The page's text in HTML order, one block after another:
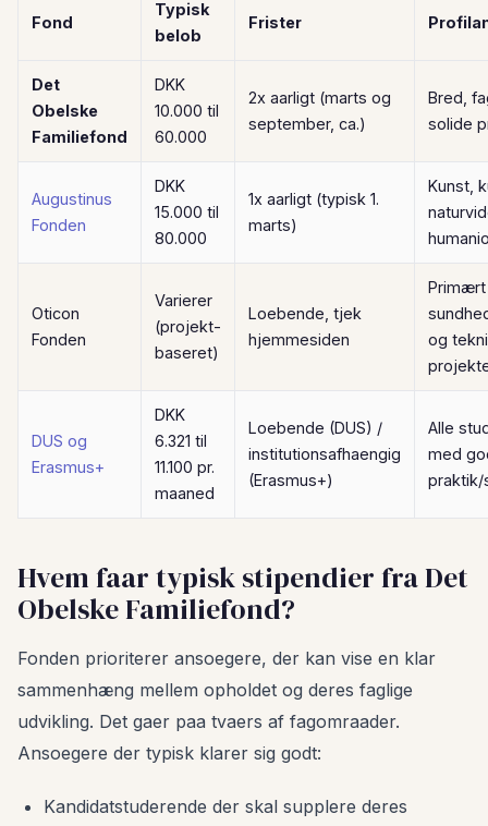
Fond
Typisk
belob
Frister
Det
Obelske
Familiefond
DKK
10.000 til
60.000
2x aarligt (marts og
september, ca.)
Bred,
solide
Augustinus
Fonden
DKK
15.000 til
80.000
1x aarligt (typisk 1.
marts)
Kunst,
Oticon
Fonden
Varierer
(projekt-
baseret)
Loebende, tjek
hjemmesiden
Primært
og
DUS og
Erasmus+
DKK
6.321 til
11.100 pr.
maaned
Loebende (DUS) /
institutionsafhaengig
(Erasmus+)
Alle
med
praktik/
Hvem faar typisk stipendier fra Det
Obelske Familiefond?
Fonden prioriterer ansoegere, der kan vise en klar
sammenhæng mellem opholdet og deres faglige
udvikling. Det gaer paa tvaers af fagomraader.
Ansoegere der typisk klarer sig godt:
Kandidatstuderende der skal supplere deres